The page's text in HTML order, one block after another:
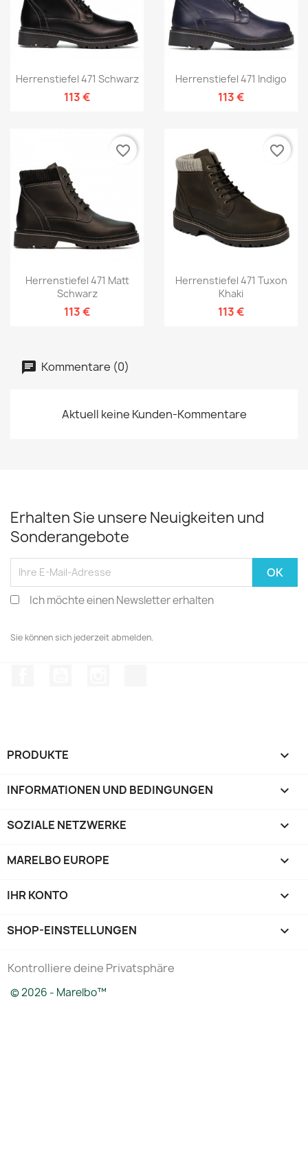
Herrenstiefel 471 Schwarz
113 €
Herrenstiefel 471 Indigo
113 €
Herrenstiefel 471 Matt
Schwarz
113 €
favorite_border
Herrenstiefel 471 Tuxon
Khaki
113 €
favorite_border
Kommentare (0)
Aktuell keine Kunden-Kommentare
Erhalten Sie unsere Neuigkeiten und
Sonderangebote
Ich möchte einen Newsletter erhalten
Sie können sich jederzeit abmelden.
PRODUKTE 
INFORMATIONEN UND BEDINGUNGEN 
SOZIALE NETZWERKE 
MARELBO EUROPE 
IHR KONTO 
SHOP-EINSTELLUNGEN keyboard_arrow_down
Kontrolliere deine Privatsphäre
© 2026 - Marelbo™